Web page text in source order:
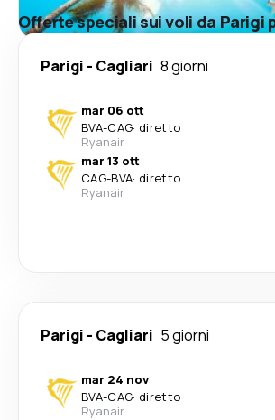
Offerte speciali sui voli da Parigi
Parigi - Cagliari 8 giorni
mar 06 ott
BVA-CAG· diretto
Ryanair
mar 13 ott
CAG-BVA· diretto
Ryanair
Parigi - Cagliari 5 giorni
mar 24 nov
BVA-CAG· diretto
Ryanair